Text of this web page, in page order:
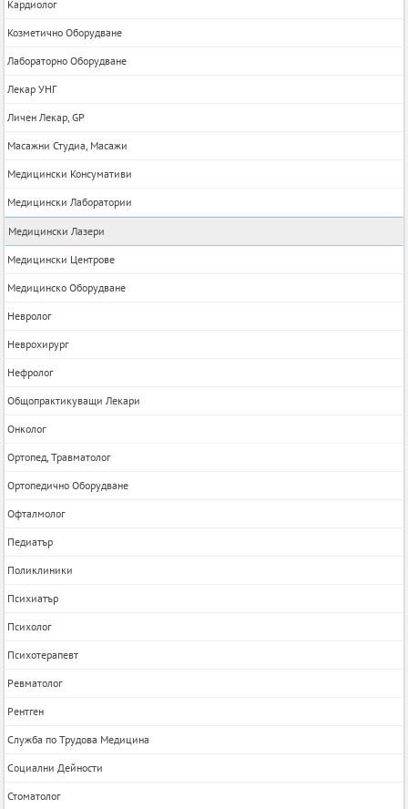
Кардиолог
Козметично Оборудване
Лабораторно Оборудване
Лекар УНГ
Личен Лекар, GP
Масажни Студиа, Масажи
Медицински Консумативи
Медицински Лаборатории
Медицински Лазери
Медицински Центрове
Медицинско Оборудване
Невролог
Неврохирург
Нефролог
Общопрактикуващи Лекари
Онколог
Ортопед, Травматолог
Ортопедично Оборудване
Офталмолог
Педиатър
Поликлиники
Психиатър
Психолог
Психотерапевт
Ревматолог
Рентген
Служба по Трудова Медицина
Социални Дейности
Стоматолог